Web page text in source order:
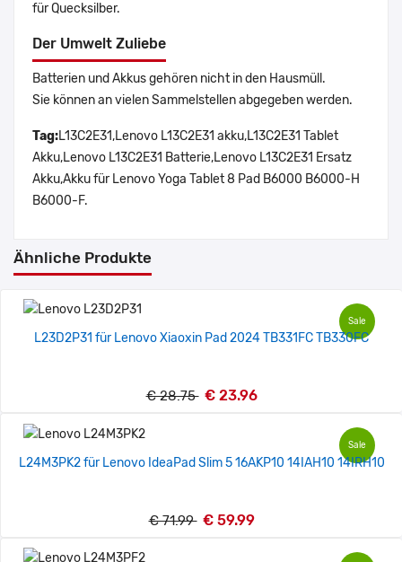
für Quecksilber.
Der Umwelt Zuliebe
Batterien und Akkus gehören nicht in den Hausmüll.
Sie können an vielen Sammelstellen abgegeben werden.
Tag:L13C2E31,Lenovo L13C2E31 akku,L13C2E31 Tablet
Akku,Lenovo L13C2E31 Batterie,Lenovo L13C2E31 Ersatz
Akku,Akku für Lenovo Yoga Tablet 8 Pad B6000 B6000-H
B6000-F.
Ähnliche Produkte
Sale
L23D2P31 für Lenovo Xiaoxin Pad 2024 TB331FC TB330FC
€ 28.75 € 23.96
Sale
L24M3PK2 für Lenovo IdeaPad Slim 5 16AKP10 14IAH10 14IRH10
€ 71.99 € 59.99